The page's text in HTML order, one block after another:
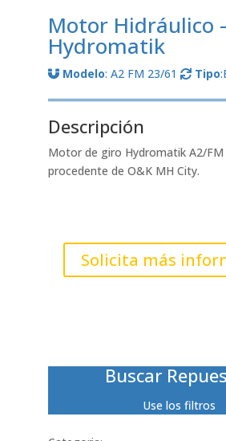
Motor Hidráulico
Hydromatik
Modelo: A2 FM 23/61 Tipo
Descripción
Motor de giro Hydromatik A2/FM
procedente de O&K MH City.
Solicita más
Buscar
Use los filtros